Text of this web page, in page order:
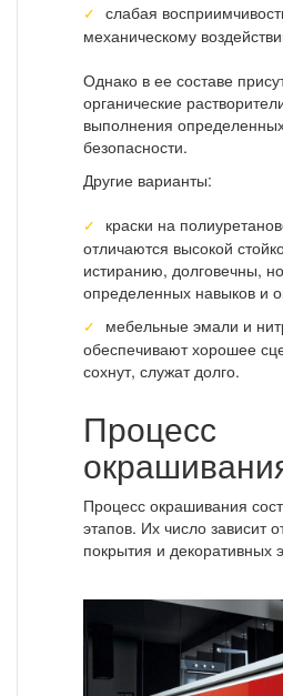
слабая
механическому
Однако в ее составе
органические
выполнения
безопасности.
Другие варианты:
краски на
отличаются высокой
истиранию, долговечны,
определенных навыков и
мебельные эмали и
обеспечивают хорошее
сохнут, служат долго.
Процесс
Процесс окрашивания
этапов. Их число зависит
покрытия и декоративных